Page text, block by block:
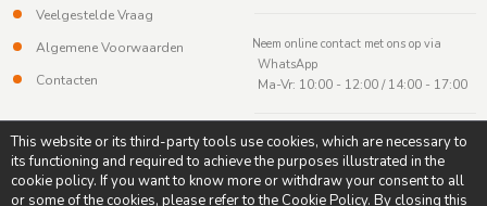
Veelgestelde Vraag
Algemene Voorwaarden
Contacten
Neem online contact met ons op via
WhatsApp
Ma-Vr: 10:00 - 12:00 / 14:00 - 17:00
This website or its third-party tools use cookies, which are necessary to
its functioning and required to achieve the purposes illustrated in the
cookie policy. If you want to know more or withdraw your consent to all
or some of the cookies, please refer to the Cookie Policy. By closing this